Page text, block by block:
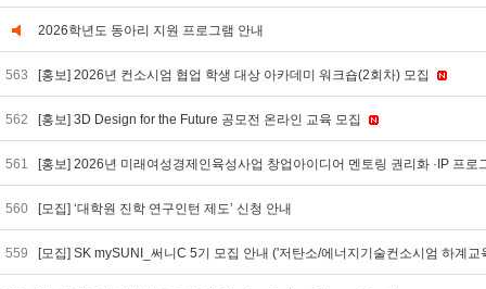
2026학년도 동아리 지원 프로그램 안내
563 [홍보] 2026년 컨소시엄 협업 학생 대상 아카데미 워크숍(2회차) 모집
562 [홍보] 3D Design for the Future 공모전 온라인 교육 모집
561 [홍보] 2026년 미래여성경제인육성사업 창업아이디어 멘토링 권리화 ·IP 프
560 [모집] ‘대학원 진학 연구인턴 제도’ 신청 안내
559 [모집] SK mySUNI_써니C 5기 모집 안내 ('저탄소/에너지기술컨소시엄 하계